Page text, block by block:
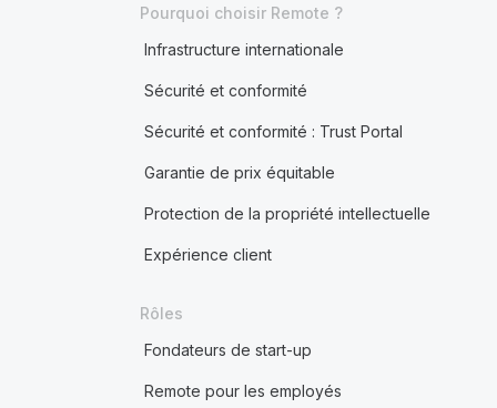
Pourquoi choisir Remote ?
Infrastructure internationale
Sécurité et conformité
Sécurité et conformité : Trust Portal
Garantie de prix équitable
Protection de la propriété intellectuelle
Expérience client
Rôles
Fondateurs de start-up
Remote pour les employés